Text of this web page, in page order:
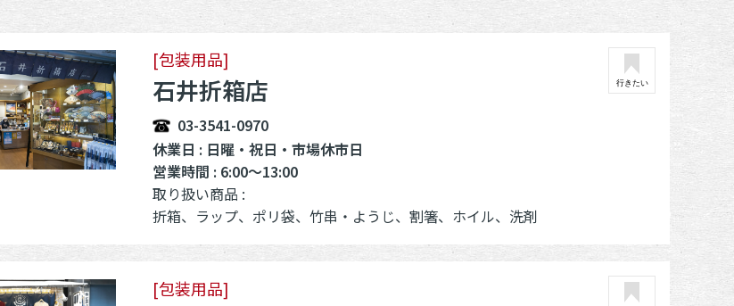
[包装用品]
石井折箱店
03-3541-0970
休業日 : 日曜・祝日・市場休市日
営業時間 : 6:00～13:00
取り扱い商品 :
折箱、ラップ、ポリ袋、竹串・ようじ、割箸、ホイル、洗剤
行きたい
[包装用品]